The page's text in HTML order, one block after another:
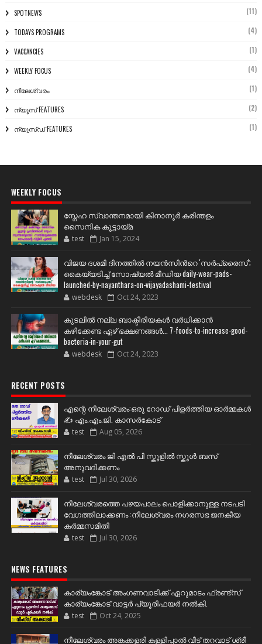
SPOTNEWS (11)
TODAYS PROGRAMS (4)
VACCANCIES (1)
WEEKLY FOCUS (4)
നീലേശ്വരം (1)
ന്യൂസ് FEATURES (2)
ന്യൂസ്ഡ് FEATURES (1)
WEEKLY FOCUS
സ്നേഹ സ്വാന്തനമായി കിനാനൂർ കരിന്തളം
സൈനിക കൂട്ടായ്മ
test Jan 15, 2024
വിജയ ദശമി ദിനത്തില്‍ നയന്‍സിന്‍റെ 'സര്‍പ്രൈസ്';
കൈയ്യടിച്ച് സോഷ്യല്‍ മീഡിയ daily-wear-pads-
launched-by-nayanthara-on-vijayadashami-festival
webdesk Oct 24, 2023
കുടലിൽ നല്ല ബാക്ടീരിയകൾ വര്‍ധിക്കാന്‍
കഴിക്കേണ്ട ഏഴ് ഭക്ഷണങ്ങള്‍... 7-foods-to-increase-good-
bacteria-in-your-gut
webdesk Oct 24, 2023
RECENT POSTS
എന്റെ നീലേശ്വരം:ഒരു റോഡ് പിളർത്തിയ ഓർമ്മകൾ
✍️ എം.എം.ജി. കാസർകോട്
test Aug 05, 2026
നീലേശ്വരം ജി എൽ പി സ്കൂളിൽ സ്കൂൾ ബസ്
അനുവദിക്കണം
test Jul 30, 2026
നീലേശ്വരത്തെ പഴയപാലം പൊളിക്കാനുള്ള നടപടി
വേഗത്തിലാക്കണം :നീലേശ്വരം നഗരസഭ ജനകീയ
കർമ്മസമിതി
test Jul 30, 2026
NEWS FEATURES
കാര്യംങ്കോട് അംഗണവാടിക്ക് ഏറുമാടം ഫ്രണ്ട്സ്
കാര്യംങ്കോട് വാട്ടർ പ്യൂരിഫയർ നൽകി.
test Oct 24, 2025
നീലേശ്വരം അങ്കക്കളരി കള്ളിപ്പാൽ വീട് തറവാട് ശ്രീ